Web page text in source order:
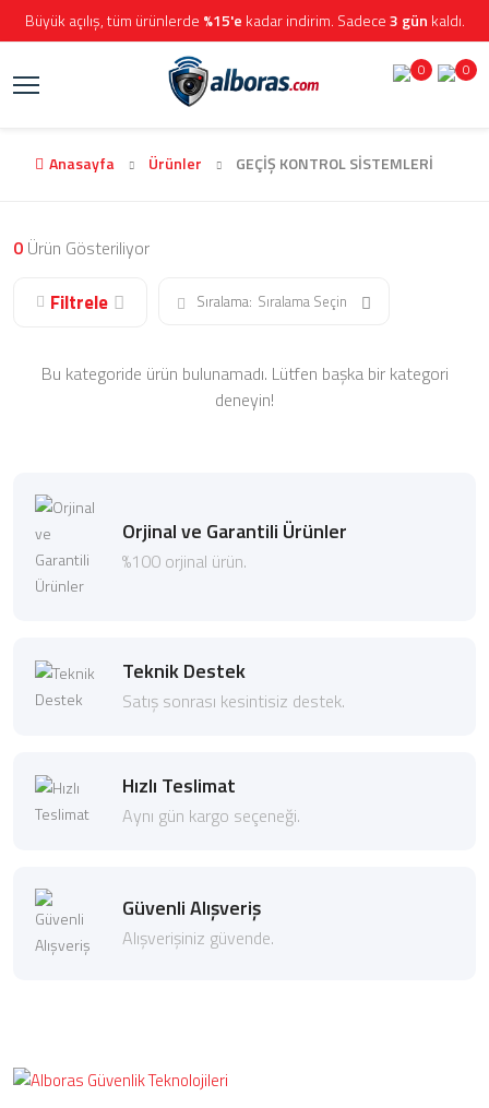
Büyük açılış, tüm ürünlerde %15'e kadar indirim. Sadece3 gün kaldı.
0 0
Anasayfa Ürünler GEÇİŞ KONTROL SİSTEMLERİ
0 Ürün Gösteriliyor
Filtrele Sıralama: Sıralama Seçin
Bu kategoride ürün bulunamadı. Lütfen başka bir kategori
deneyin!
Orjinal ve Garantili Ürünler
%100 orjinal ürün.
Teknik Destek
Satış sonrası kesintisiz destek.
Hızlı Teslimat
Aynı gün kargo seçeneği.
Güvenli Alışveriş
Alışverişiniz güvende.